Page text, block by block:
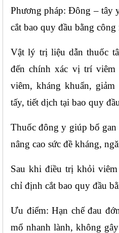
Phương pháp: Đông – tây
cắt bao quy đầu bằng
Vật lý trị liệu dẫn thuốc
đến chính xác vị trí
viêm, kháng khuẩn,
tấy, tiết dịch tại bao quy
Thuốc đông y giúp bổ gan
nâng cao sức đề kháng,
Sau khi điều trị khỏi
chỉ định cắt bao quy đầu
Ưu điểm: Hạn chế đau
mổ nhanh lành, không